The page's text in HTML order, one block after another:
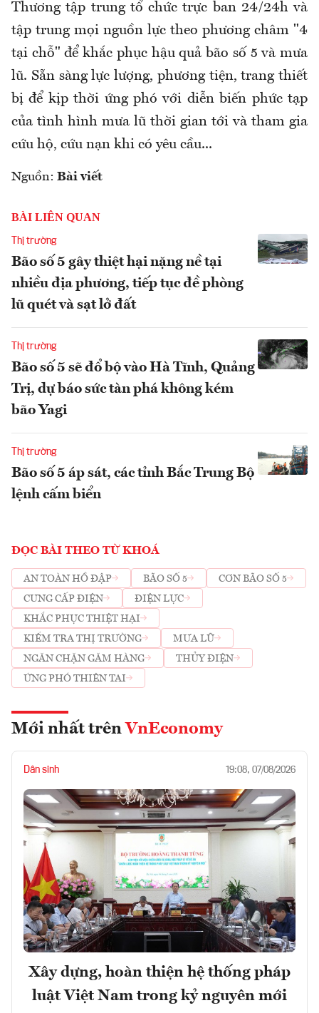
Thương tập trung tổ chức trực ban 24/24h và
tập trung mọi nguồn lực theo phương châm "4
tại chỗ" để khắc phục hậu quả bão số 5 và mưa
lũ. Sẵn sàng lực lượng, phương tiện, trang thiết
bị để kịp thời ứng phó với diễn biến phức tạp
của tình hình mưa lũ thời gian tới và tham gia
cứu hộ, cứu nạn khi có yêu cầu...
Nguồn: Bài viết
BÀI LIÊN QUAN
Thị trường
Bão số 5 gây thiệt hại nặng nề tại
nhiều địa phương, tiếp tục đề phòng
lũ quét và sạt lở đất
Thị trường
Bão số 5 sẽ đổ bộ vào Hà Tĩnh, Quảng
Trị, dự báo sức tàn phá không kém
bão Yagi
Thị trường
Bão số 5 áp sát, các tỉnh Bắc Trung Bộ
lệnh cấm biển
ĐỌC BÀI THEO TỪ KHOÁ
AN TOÀN HỒ ĐẬP BÃO SỐ 5
CƠN BÃO SỐ 5
CUNG CẤP ĐIỆN
ĐIỆN LỰC
KHẮC PHỤC THIỆT HẠI
KIỂM TRA THỊ TRƯỜNG
MƯA LŨ
NGĂN CHẶN GĂM HÀNG
THỦY ĐIỆN
ỨNG PHÓ THIÊN TAI
Mới nhất trên VnEconomy
Dân sinh 19:08, 07/08/2026
Xây dựng, hoàn thiện hệ thống pháp
luật Việt Nam trong kỷ nguyên mới